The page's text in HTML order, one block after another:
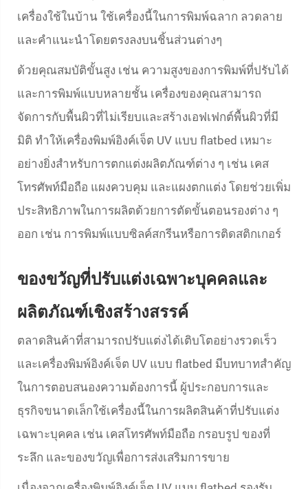
เครื่องใช้ในบ้าน ใช้เครื่องนี้ในการพิมพ์ฉลาก ลวดลาย
และคำแนะนำโดยตรงลงบนชิ้นส่วนต่างๆ
ด้วยคุณสมบัติขั้นสูง เช่น ความสูงของการพิมพ์ที่ปรับได้
และการพิมพ์แบบหลายชั้น เครื่องของคุณสามารถ
จัดการกับพื้นผิวที่ไม่เรียบและสร้างเอฟเฟกต์พื้นผิวที่มี
มิติ ทำให้เครื่องพิมพ์อิงค์เจ็ต UV แบบ flatbed เหมาะ
อย่างยิ่งสำหรับการตกแต่งผลิตภัณฑ์ต่าง ๆ เช่น เคส
โทรศัพท์มือถือ แผงควบคุม และแผงตกแต่ง โดยช่วยเพิ่ม
ประสิทธิภาพในการผลิตด้วยการตัดขั้นตอนรองต่าง ๆ
ออก เช่น การพิมพ์แบบซิลค์สกรีนหรือการติดสติกเกอร์
ของขวัญที่ปรับแต่งเฉพาะบุคคลและ
ผลิตภัณฑ์เชิงสร้างสรรค์
ตลาดสินค้าที่สามารถปรับแต่งได้เติบโตอย่างรวดเร็ว
และเครื่องพิมพ์อิงค์เจ็ต UV แบบ flatbed มีบทบาทสำคัญ
ในการตอบสนองความต้องการนี้ ผู้ประกอบการและ
ธุรกิจขนาดเล็กใช้เครื่องนี้ในการผลิตสินค้าที่ปรับแต่ง
เฉพาะบุคคล เช่น เคสโทรศัพท์มือถือ กรอบรูป ของที่
ระลึก และของขวัญเพื่อการส่งเสริมการขาย